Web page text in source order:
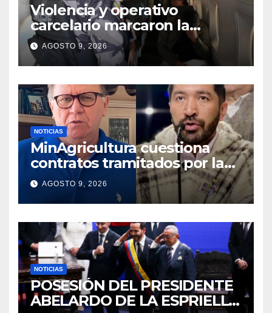
Violencia y operativo
carcelario marcaron la
primera jornada del nuevo
Gobierno
AGOSTO 9, 2026
NOTICIAS
MinAgricultura cuestiona
contratos tramitados por la
Agencia de Desarrollo Rural
durante jornada del sábado
AGOSTO 9, 2026
NOTICIAS
POSESIÓN DEL PRESIDENTE
ABELARDO DE LA ESPRIELLA